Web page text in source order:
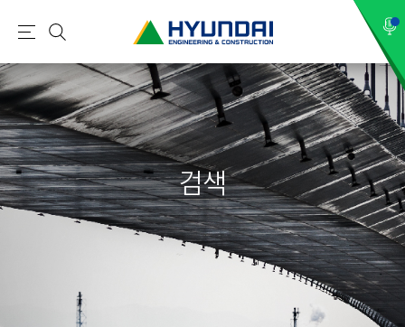
현
건
설
(
H
Y
U
N
메
뉴
검
색
검색